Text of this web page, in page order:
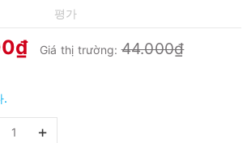
평가
Giá thị trường:44.000₫
.
+